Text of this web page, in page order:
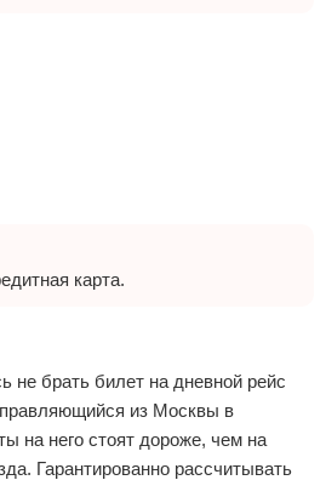
карта.
не брать билет на дневной рейс
из Москвы в
на него стоят дороже, чем на
Гарантированно рассчитывать